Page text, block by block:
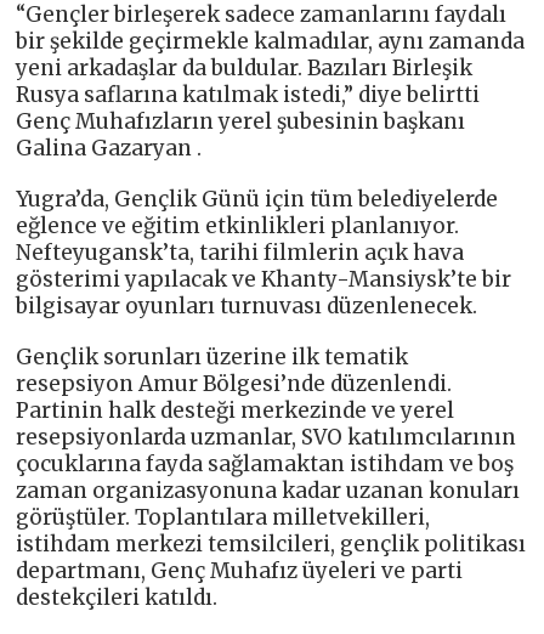
“Gençler birleşerek sadece zamanlarını faydalı
bir şekilde geçirmekle kalmadılar, aynı zamanda
yeni arkadaşlar da buldular. Bazıları Birleşik
Rusya saflarına katılmak istedi,” diye belirtti
Genç Muhafızların yerel şubesinin başkanı
Galina Gazaryan .
Yugra’da, Gençlik Günü için tüm belediyelerde
eğlence ve eğitim etkinlikleri planlanıyor.
Nefteyugansk’ta, tarihi filmlerin açık hava
gösterimi yapılacak ve Khanty-Mansiysk’te bir
bilgisayar oyunları turnuvası düzenlenecek.
Gençlik sorunları üzerine ilk tematik
resepsiyon Amur Bölgesi’nde düzenlendi.
Partinin halk desteği merkezinde ve yerel
resepsiyonlarda uzmanlar, SVO katılımcılarının
çocuklarına fayda sağlamaktan istihdam ve boş
zaman organizasyonuna kadar uzanan konuları
görüştüler. Toplantılara milletvekilleri,
istihdam merkezi temsilcileri, gençlik politikası
departmanı, Genç Muhafız üyeleri ve parti
destekçileri katıldı.